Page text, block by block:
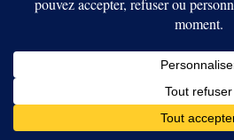
Yves Kitsongo est
cryptomonnaies et
alliant une formation en
analytique pour décrypter
économiques et sociétaux
focus particulier sur